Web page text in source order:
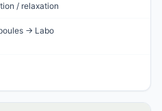
/ relaxation
→ Labo